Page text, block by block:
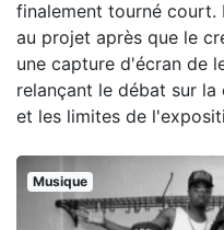
finalement tourné court.
au projet après que le
une capture d'écran de
relançant le débat sur
et les limites de
Musique